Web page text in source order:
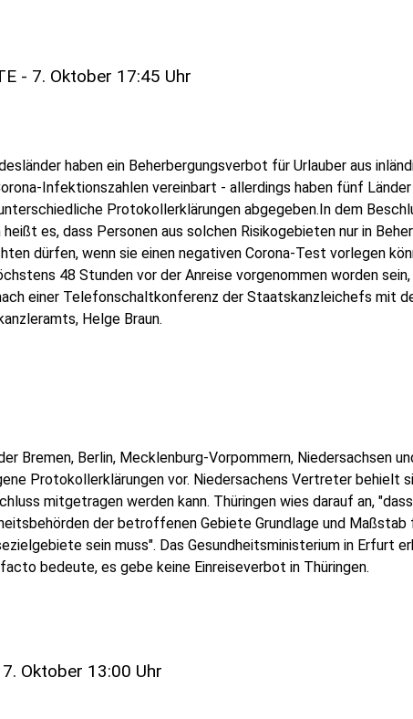
- 7. Oktober 17:45 Uhr
haben ein Beherbergungsverbot für Urlauber aus
Infektionszahlen vereinbart - allerdings haben fünf
Protokollerklärungen abgegeben.In dem
heißt es, dass Personen aus solchen Risikogebieten nur in
dürfen, wenn sie einen negativen Corona-Test vorlegen
48 Stunden vor der Anreise vorgenommen worden
einer Telefonschaltkonferenz der Staatskanzleichefs mit
Helge Braun.
Bremen, Berlin, Mecklenburg-Vorpommern, Niedersachsen
Protokollerklärungen vor. Niedersachens Vertreter behielt
mitgetragen werden kann. Thüringen wies darauf an,
der betroffenen Gebiete Grundlage und Maßstab
sein muss". Das Gesundheitsministerium in Erfurt
bedeute, es gebe keine Einreiseverbot in Thüringen.
Oktober 13:00 Uhr